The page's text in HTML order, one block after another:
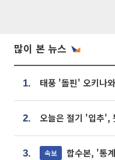
많이 본 뉴스
1.
2. 오늘은 절기 '입추',
3. 속보 합수본, '통계 조작'